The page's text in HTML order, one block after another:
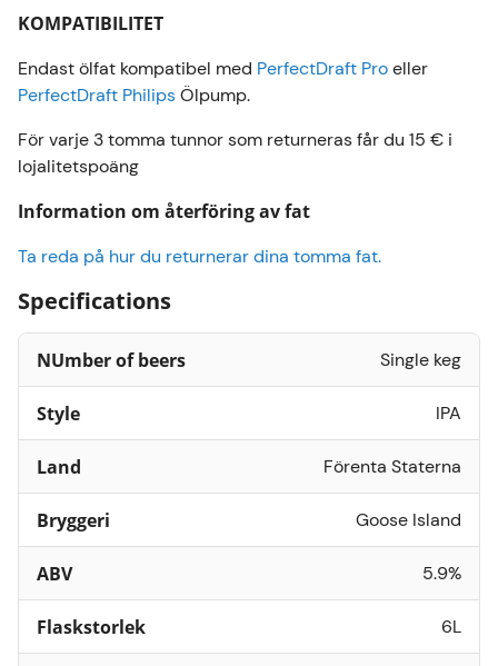
KOMPATIBILITET
Endast ölfat kompatibel med PerfectDraft Proeller
PerfectDraft PhilipsÖlpump.
För varje 3 tomma tunnor som returneras får du 15 € i
lojalitetspoäng
Information om återföring av fat
Ta reda på hur du returnerar dina tomma fat.
Specifications
NUmber of beers Single keg
Style IPA
Land Förenta Staterna
Bryggeri Goose Island
ABV 5.9%
Flaskstorlek 6L